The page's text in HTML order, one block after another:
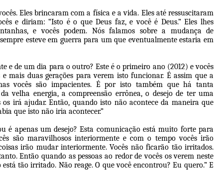
Eles brincaram com a física e a vida. Eles até ressuscitaram
e diriam: “Isto é o que Deus faz, e você é Deus.” Eles lhes
e vocês podem. Nós falamos sobre a mudança de
esteve em guerra para um que eventualmente estaria em
e de um dia para o outro? Este é o primeiro ano (2012) e vocês
mais duas gerações para verem isto funcionar. É assim que a
vocês são impacientes. É por isto também que há tanta
velha energia, a compreensão errônea, o desejo de ter uma
irá ajudar. Então, quando isto não acontece da maneira que
que isto não iria acontecer.”
é apenas um desejo? Esta comunicação está muito forte para
são maravilhosos interiormente e com o tempo vocês irão
irão mudar interiormente. Vocês não ficarão tão irritados.
Então quando as pessoas ao redor de vocês os verem neste
tão irritado. Não reage. O que você encontrou? Eu quero.” E